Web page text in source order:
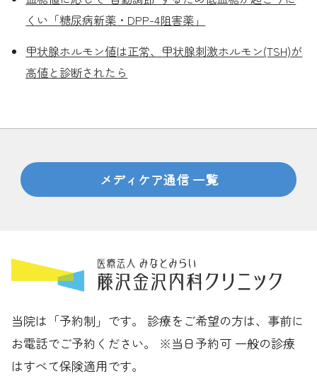
くい「糖尿病新薬・DPP-4阻害薬」
甲状腺ホルモン値は正常、甲状腺刺激ホルモン(TSH)が
高値と診断されたら
メディケア通信 一覧
当院は「予約制」です。 診療をご希望の方は、事前に
お電話でご予約ください。 ※当日予約可 一般の診療
はすべて保険適用です。